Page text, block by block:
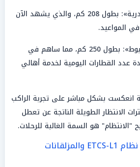
«خط القاهرة – الإسكندرية»: بطول 208 كم، والذي يشهد الآن
المواعيد.
«خط بني سويف – أسيوط»: بطول 250 كم، مما ساهم في
عدد القطارات اليومية لخدمة أهالي
انعكست بشكل مباشر على تجربة الراكب
الانتظار الطويلة الناتجة عن تعطل
"الانتظام" هو السمة الغالبة للرحلات.
«تكنولوجيا الأمان».. نظام ETCS-L1 والمزلقانات